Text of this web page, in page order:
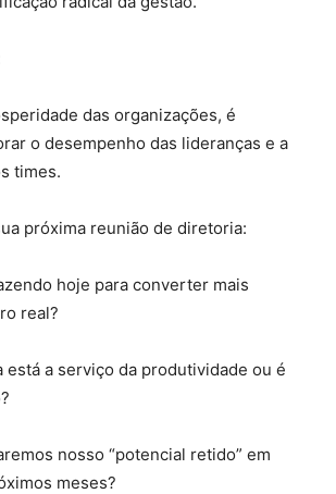
das organizações, é
o desempenho das lideranças e a
times.
próxima reunião de diretoria:
hoje para converter mais
real?
está a serviço da produtividade ou é
nosso “potencial retido” em
meses?